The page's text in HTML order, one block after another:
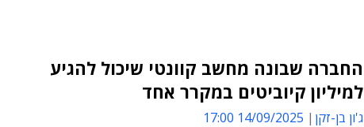
החברה שבונה מחשב קוונטי שיכול להגיע
למיליון קיוביטים במקרר אחד
ג'ון בן-זקן 14/09/2025 17:00